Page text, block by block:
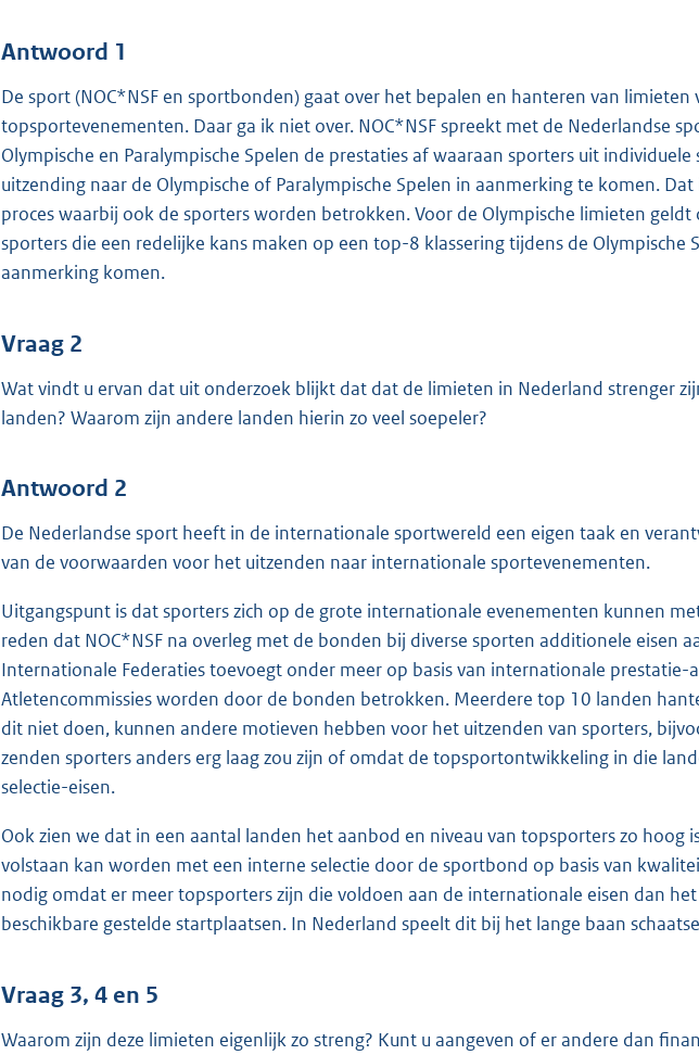
2
K
b
Antwoord 1
De sport (NOC*NSF en sportbonden) gaat over het bepalen en hanteren van
topsportevenementen. Daar ga ik niet over. NOC*NSF spreekt met de Nederlandse
Olympische en Paralympische Spelen de prestaties af waaraan sporters uit
uitzending naar de Olympische of Paralympische Spelen in aanmerking te komen.
proces waarbij ook de sporters worden betrokken. Voor de Olympische limieten geldt
sporters die een redelijke kans maken op een top-8 klassering tijdens de Olympische
aanmerking komen.
Vraag 2
Wat vindt u ervan dat uit onderzoek blijkt dat dat de limieten in Nederland strenger
landen? Waarom zijn andere landen hierin zo veel soepeler?
Antwoord 2
De Nederlandse sport heeft in de internationale sportwereld een eigen taak en
van de voorwaarden voor het uitzenden naar internationale sportevenementen.
Uitgangspunt is dat sporters zich op de grote internationale evenementen kunnen
reden dat NOC*NSF na overleg met de bonden bij diverse sporten additionele eisen
Internationale Federaties toevoegt onder meer op basis van internationale prestatie-
Atletencommissies worden door de bonden betrokken. Meerdere top 10 landen
dit niet doen, kunnen andere motieven hebben voor het uitzenden van sporters,
zenden sporters anders erg laag zou zijn of omdat de topsportontwikkeling in die
selectie-eisen.
Ook zien we dat in een aantal landen het aanbod en niveau van topsporters zo hoog
volstaan kan worden met een interne selectie door de sportbond op basis van
nodig omdat er meer topsporters zijn die voldoen aan de internationale eisen dan
beschikbare gestelde startplaatsen. In Nederland speelt dit bij het lange baan
Vraag 3, 4 en 5
Waarom zijn deze limieten eigenlijk zo streng? Kunt u aangeven of er andere dan